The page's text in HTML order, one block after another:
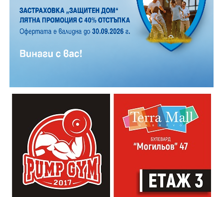
20:00ч. Концерт на група МОЛЕЦ, GoGo,
Zov&Vakavliev, Toria
21:30ч. Коктейли и музика
които свират на китара, да се включат – независимо
от професионалното им ниво. Събитието е различно
– то не е концерт, а споделено преживяване, в което
всеки участва по свой начин. Няма сцена или
официална програма, няма предварително обявени
изпълнители и разделение между публика и
артисти. Всеки е добре дошъл да пее, свири или
просто да преживее звездопад, изпълнен с музика,
падащи звезди и желания.